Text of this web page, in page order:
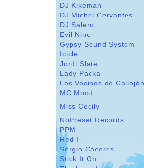
DJ Kikeman
DJ Michel Cervantes
DJ Salero
Evil Nine
Gypsy Sound System
Icicle
Jordi Slate
Lady Packa
Los Vecinos de Callejón
MC Mood
Miss Cecily
NoPreset Records
PPM
Red I
Sergio Cáceres
Stick It On